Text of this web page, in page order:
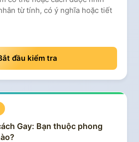
từ tính, có ý nghĩa hoặc tiết
đầu kiểm tra
Gay: Bạn thuộc phong